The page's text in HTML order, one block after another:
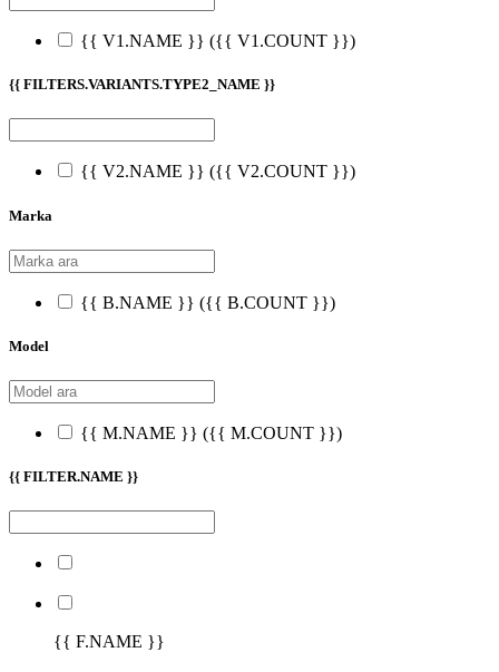
{{ V1.NAME }} ({{ V1.COUNT }})
{{ FILTERS.VARIANTS.TYPE2_NAME }}
{{ V2.NAME }} ({{ V2.COUNT }})
Marka
{{ B.NAME }} ({{ B.COUNT }})
Model
{{ M.NAME }} ({{ M.COUNT }})
{{ FILTER.NAME }}
{{ F.NAME }}